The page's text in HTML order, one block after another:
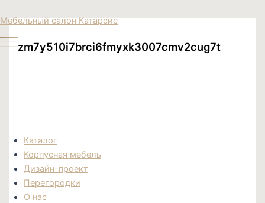
к
содержимому
Мебельный салон Катарсис
Каталог
Корпусная мебель
Дизайн-проект
Перегородки
О нас
товаров
zm7y510i7brci6fmyxk3007cmv2cug7t